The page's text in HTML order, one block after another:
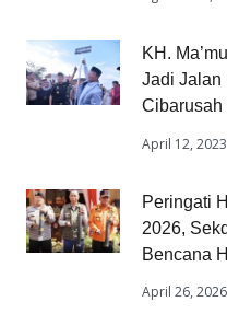
KH.
Jadi Jalan
Cibarusah
April 12, 2023
Peringati
2026,
Bencana
April 26, 2026